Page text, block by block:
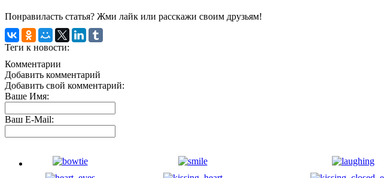
Понравиласть статья? Жми лайк или расскажи своим друзьям!
Теги к новости:
Комментарии
Добавить комментарий
Добавить свой комментарий:
Ваше Имя:
Ваш E-Mail: